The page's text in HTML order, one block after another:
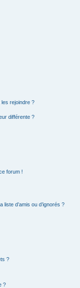
les rejoindre ?
différente ?
forum !
d’amis ou d’ignorés ?
?
?